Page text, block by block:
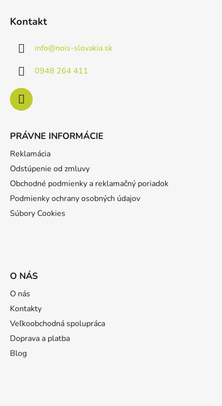
Kontakt
info@nois-slovakia.sk
0948 264 411
PRÁVNE INFORMÁCIE
Reklamácia
Odstúpenie od zmluvy
Obchodné podmienky a reklamačný poriadok
Podmienky ochrany osobných údajov
Súbory Cookies
O NÁS
O nás
Kontakty
Veľkoobchodná spolupráca
Doprava a platba
Blog